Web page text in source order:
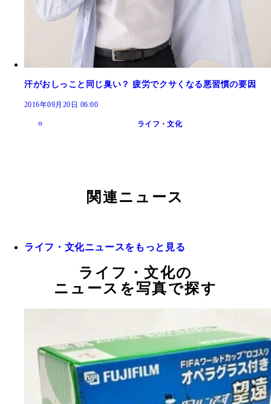
汗がおしっこと同じ臭い？ 疲労でクサくなる悪習慣の要因
2016年09月20日 06:00
ライフ・文化
関連ニュース
ライフ・文化ニュースをもっと見る
ライフ・文化の
ニュースを写真で探す